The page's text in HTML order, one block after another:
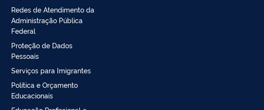
Redes de Atendimento da
Administração Pública
Federal
Proteção de Dados
Pessoais
Serviços para Imigrantes
Política e Orçamento
Educacionais